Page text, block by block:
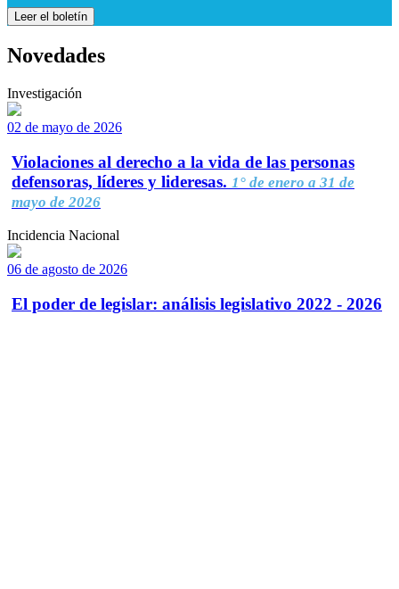
Leer el boletín
Novedades
Investigación
02 de mayo de 2026
Violaciones al derecho a la vida de las personas
defensoras, líderes y lideresas. 1° de enero a 31 de
mayo de 2026
Incidencia Nacional
06 de agosto de 2026
El poder de legislar: análisis legislativo 2022 - 2026